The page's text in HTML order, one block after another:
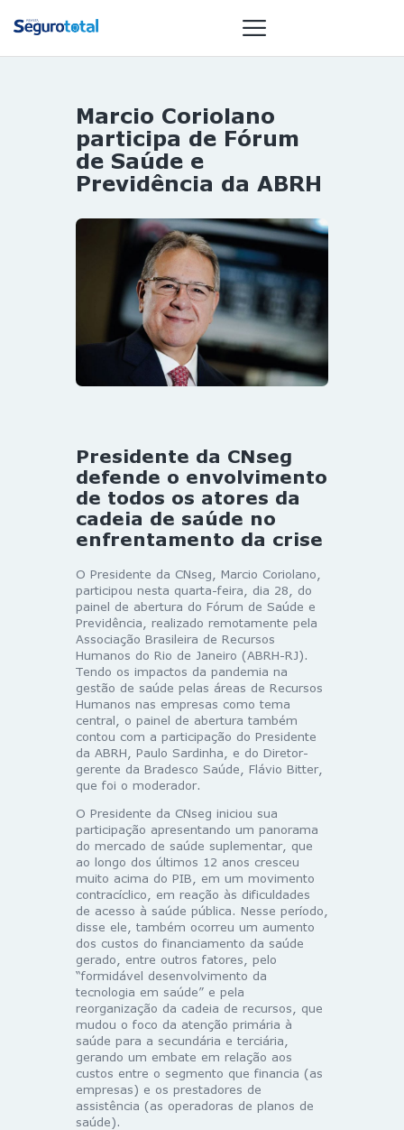
NOTÍCIAS
REVISTA
ESPECIAIS
OURO
ST SUMMIT
MULHERES
GESTORAS
HOMEST
HOME
Marcio Coriolano
participa de Fórum
de Saúde e
Previdência da ABRH
Presidente da CNseg
defende o envolvimento
de todos os atores da
cadeia de saúde no
enfrentamento da crise
O Presidente da CNseg, Marcio Coriolano,
participou nesta quarta-feira, dia 28, do
painel de abertura do Fórum de Saúde e
Previdência, realizado remotamente pela
Associação Brasileira de Recursos
Humanos do Rio de Janeiro (ABRH-RJ).
Tendo os impactos da pandemia na
gestão de saúde pelas áreas de Recursos
Humanos nas empresas como tema
central, o painel de abertura também
contou com a participação do Presidente
da ABRH, Paulo Sardinha, e do Diretor-
gerente da Bradesco Saúde, Flávio Bitter,
que foi o moderador.
O Presidente da CNseg iniciou sua
participação apresentando um panorama
do mercado de saúde suplementar, que
ao longo dos últimos 12 anos cresceu
muito acima do PIB, em um movimento
contracíclico, em reação às dificuldades
de acesso à saúde pública. Nesse período,
disse ele, também ocorreu um aumento
dos custos do financiamento da saúde
gerado, entre outros fatores, pelo
“formidável desenvolvimento da
tecnologia em saúde” e pela
reorganização da cadeia de recursos, que
mudou o foco da atenção primária à
saúde para a secundária e terciária,
gerando um embate em relação aos
custos entre o segmento que financia (as
empresas) e os prestadores de
assistência (as operadoras de planos de
saúde).